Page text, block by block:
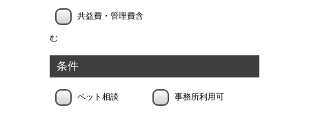
共益費・管理費含
む
条件
ペット相談 事務所利用可